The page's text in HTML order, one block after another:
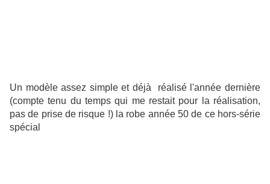
Un modèle assez simple et déjà réalisé l'année dernière
(compte tenu du temps qui me restait pour la réalisation,
pas de prise de risque !) la robe année 50 de ce hors-série
spécial